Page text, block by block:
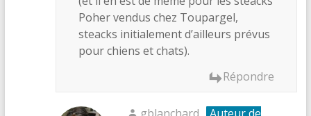
Poher vendus chez Toupargel,
steacks initialement d’ailleurs prévus
pour chiens et chats).
Répondre